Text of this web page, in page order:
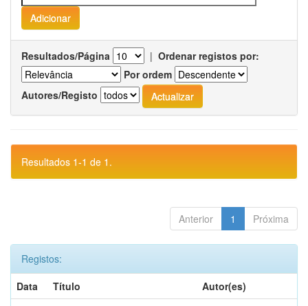
Resultados/Página | Ordenar registos por:
Por ordem
Autores/Registo
Resultados 1-1 de 1.
Anterior 1 Próxima
Registos:
Data
Título
Autor(es)